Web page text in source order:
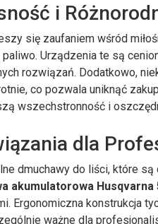
i
się zaufaniem wśród
paliwo. Urządzenia te są
rozwiązań. Dodatkowo,
co pozwala uniknąć
wszechstronność i
dla
dmuchawy do liści, które
akumulatorowa Husqvarna
Ergonomiczna konstrukcja
ważne dla